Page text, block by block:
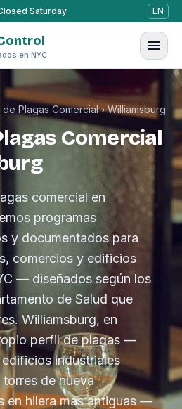
Saturday EN
en NYC
de Plagas Comercial›Williamsburg
Comercial
comercial en
programas
y documentados para
comercios y edificios
— diseñados según los
de Salud que
Williamsburg, en
perfil de plagas —
industriales
de nueva
en hilera más antiguas —